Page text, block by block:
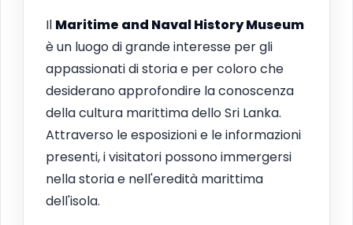
Il Maritime and Naval History Museum
è un luogo di grande interesse per gli
appassionati di storia e per coloro che
desiderano approfondire la conoscenza
della cultura marittima dello Sri Lanka.
Attraverso le esposizioni e le informazioni
presenti, i visitatori possono immergersi
nella storia e nell'eredità marittima
dell'isola.